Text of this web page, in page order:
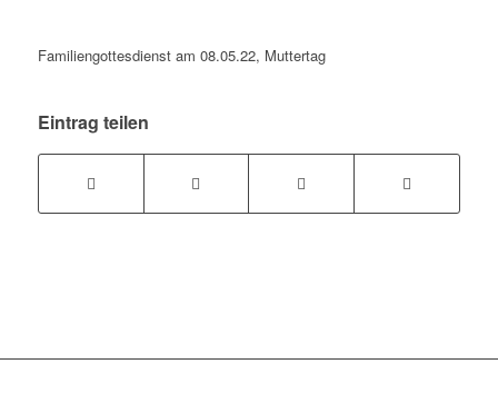
Familiengottesdienst am 08.05.22, Muttertag
Eintrag teilen